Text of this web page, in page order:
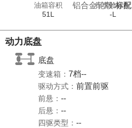
铝合金轮毂:标配
油箱容积
51L
行李舱容积
-L
动力底盘
底盘
变速箱： 7档--
驱动方式： 前置前驱
前悬： --
后悬： --
四驱类型： --